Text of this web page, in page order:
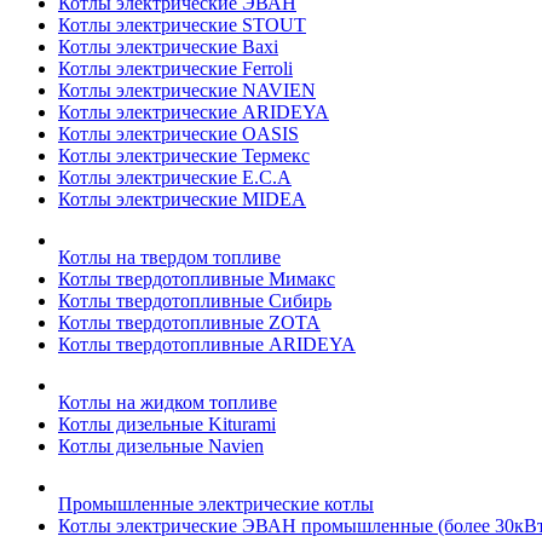
Котлы электрические STOUT
Котлы электрические Baxi
Котлы электрические Ferroli
Котлы электрические NAVIEN
Котлы электрические ARIDEYA
Котлы электрические OASIS
Котлы электрические Термекс
Котлы электрические E.C.A
Котлы электрические MIDEA
Котлы на твердом топливе
Котлы твердотопливные Мимакс
Котлы твердотопливные Сибирь
Котлы твердотопливные ZOTA
Котлы твердотопливные ARIDEYA
Котлы на жидком топливе
Котлы дизельные Kiturami
Котлы дизельные Navien
Промышленные электрические котлы
Котлы электрические ЭВАН промышленные (более